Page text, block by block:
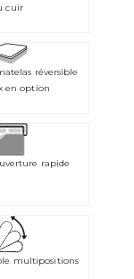
cuir
réversible
en option
rapide
multipositions